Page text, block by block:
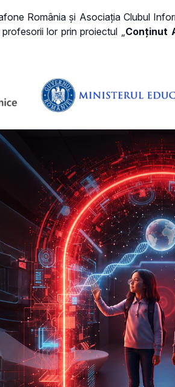
România și Asociația Clubul
lor prin proiectul „ Conținut